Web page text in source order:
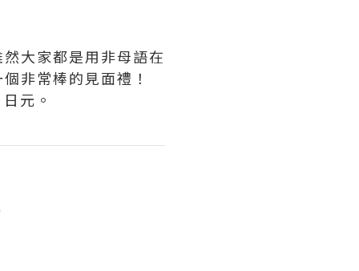
大家都是用非母語在
非常棒的見面禮！
元。